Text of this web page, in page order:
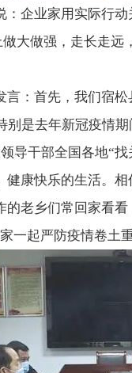
： 企业家用实际行
大做强，走长走远
： 首先，我们宿松
别是去年新冠疫情期
导干部全国各地“
康快乐的生活。 相
的老乡们常回家看看
一起严防疫情卷土